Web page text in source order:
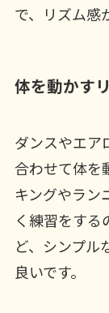
で、リズム感
体を動かす
ダンスやエア
合わせて体を
キングやラン
く練習をする
ど、シンプル
良いです。